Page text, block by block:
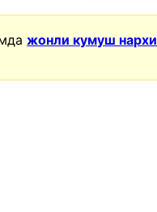
жонли кумуш нархи